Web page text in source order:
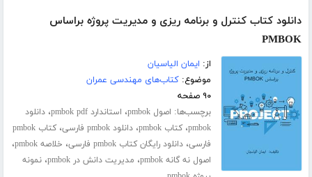
دانلود کتاب کنترل و برنامه ریزی و مدیریت پروژه براساس
PMBOK
از: ایمان الیاسیان
موضوع:کتاب‌های مهندسی عمران
۹۰ صفحه
برچسب‌ها: اصول pmbok ، استاندارد pmbok pdf ،دانلود
pmbok،کتاب pmbok ،دانلود pmbok فارسی ،
کتاب pmbok
فارسی،دانلود رایگان کتاب pmbok فارسی ، خلاصه pmbok ،
اصول نه گانه pmbok ، مدیریت دانش در pmbok ،نمونه